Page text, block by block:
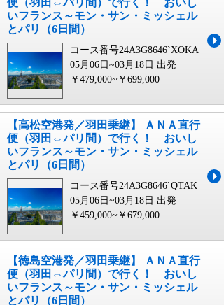
便（羽田⇔パリ間）で行く！ おいし
いフランス～モン・サン・ミッシェル
とパリ（6日間）
コース番号24A3G8646`XOKA
05月06日~03月18日 出発
￥479,000~￥699,000
【高松空港発／羽田乗継】 ＡＮＡ直行
便（羽田⇔パリ間）で行く！ おいし
いフランス～モン・サン・ミッシェル
とパリ（6日間）
コース番号24A3G8646`QTAK
05月06日~03月18日 出発
￥459,000~￥679,000
【徳島空港発／羽田乗継】 ＡＮＡ直行
便（羽田⇔パリ間）で行く！ おいし
いフランス～モン・サン・ミッシェル
とパリ（6日間）